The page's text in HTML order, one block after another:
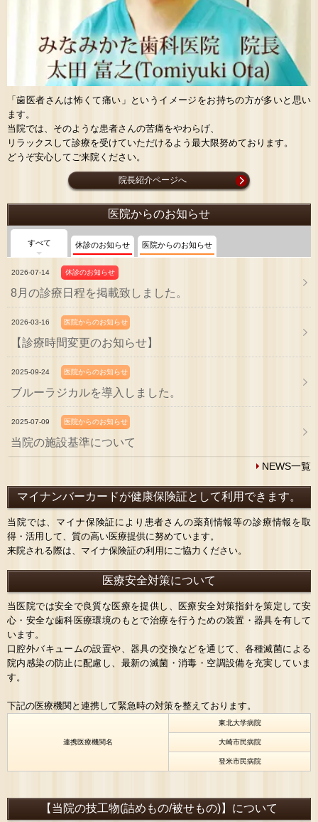
「歯医者さんは怖くて痛い」というイメージをお持ちの方が多いと思い
ます。
当院では、そのような患者さんの苦痛をやわらげ、
リラックスして診療を受けていただけるよう最大限努めております。
どうぞ安心してご来院ください。
院長紹介ページへ
医院からのお知らせ
すべて 休診のお知らせ 医院からのお知らせ
2026-07-14 休診のお知らせ
8月の診療日程を掲載致しました。
2026-03-16 医院からのお知らせ
【診療時間変更のお知らせ】
2025-09-24 医院からのお知らせ
ブルーラジカルを導入しました。
2025-07-09 医院からのお知らせ
当院の施設基準について
NEWS一覧
マイナンバーカードが健康保険証として利用できます。
当院では、マイナ保険証により患者さんの薬剤情報等の診療情報を取
得・活用して、質の高い医療提供に努めています。
来院される際は、マイナ保険証の利用にご協力ください。
医療安全対策について
当医院では安全で良質な医療を提供し、医療安全対策指針を策定して安
心・安全な歯科医療環境のもとで治療を行うための装置・器具を有して
います。
口腔外バキュームの設置や、器具の交換などを通じて、各種滅菌による
院内感染の防止に配慮し、最新の滅菌・消毒・空調設備を充実していま
す。
下記の医療機関と連携して緊急時の対策を整えております。
連携医療機関名
東北大学病院
大崎市民病院
登米市民病院
【当院の技工物(詰めもの/被せもの)】について